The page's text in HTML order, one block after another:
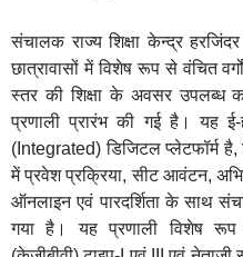
संचालक राज्‍य शिक्षा केन्‍द्र
छात्रावासों में विशेष रूप से वंचित
स्तर की शिक्षा के अवसर उपलब्ध
प्रणाली प्रारंभ की गई है। यह
(Integrated) डिजिटल प्लेटफॉर्म है,
में प्रवेश प्रक्रिया, सीट आवंटन,
ऑनलाइन एवं पारदर्शिता के साथ
गया है। यह प्रणाली विशेष रूप